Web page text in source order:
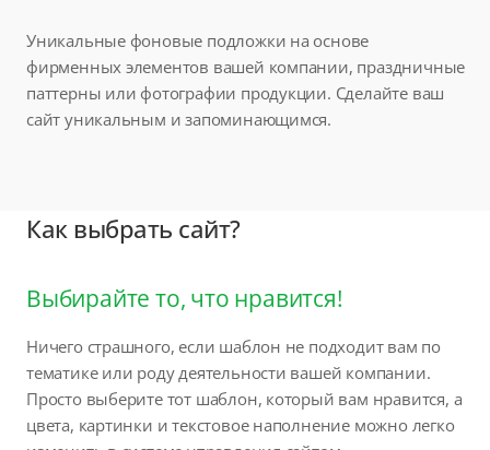
Уникальные фоновые подложки на основе
фирменных элементов вашей компании, праздничные
паттерны или фотографии продукции. Сделайте ваш
сайт уникальным и запоминающимся.
Как выбрать сайт?
Выбирайте то, что нравится!
Ничего страшного, если шаблон не подходит вам по
тематике или роду деятельности вашей компании.
Просто выберите тот шаблон, который вам нравится, а
цвета, картинки и текстовое наполнение можно легко